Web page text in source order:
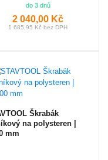
do 3 dnů
2 040,00 Kč
1 685,95 Kč bez DPH
Škrabák
na polysteren |
mm